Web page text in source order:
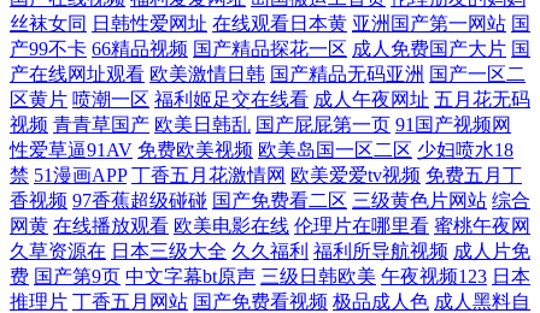
漫电影大全国语版 亚洲午夜 欧美高清免费区 大地资源网在线观看 亚洲AV
炮图 另类视频 白丝美女被胸91 天天影视亚洲欧美 玖玖视频久久 成人时间
停 亚瑟AV亚洲精品一区二区 免费高清的在线电影院 八戒影院网 手机在线
看片国产精品 国产国产毛卡片 熟女后入 午夜免费电影 欧美午夜日韩剧场
国产草草浮力影院 亚洲人成s大片 欧美xxxⅹ重口变 大香蕉伊人97 亚洲色
丝袜女同 日韩性爱网址 在线观看日本黄 亚洲国产第一网站 国
产99不卡 66精品视频 国产精品探花一区 成人免费国产大片 国
产在线网址观看 欧美激情日韩 国产精品无码亚洲 国产一区二
区黄片 喷潮一区 福利姬足交在线看 成人午夜网址 五月花无码
视频 青青草国产 欧美日韩乱 国产屁屁第一页 91国产视频网
性爱草逼91AV 免费欧美视频 欧美岛国一区二区 少妇喷水18
禁 51漫画APP 丁香五月花激情网 欧美爱爱tv视频 免费五月丁
香视频 97香蕉超级碰碰 国产免费看二区 三级黄色片网站 综合
网黄 在线播放观看 欧美电影在线 伦理片在哪里看 蜜桃午夜网
久草资源在 日本三级大全 久久福利 福利所导航视频 成人片免
费 国产第9页 中文字幕bt原声 三级日韩欧美 午夜视频123 日本
推理片 丁香五月网站 国产免费看视频 极品成人色 成人黑料自